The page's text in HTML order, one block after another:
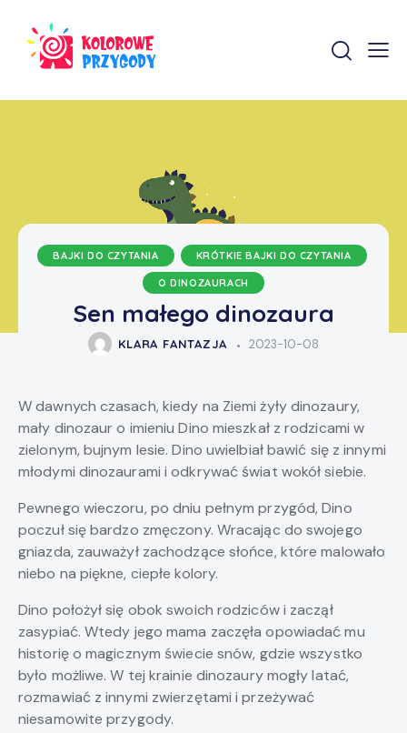
BAJKI DO CZYTANIA KRÓTKIE BAJKI DO CZYTANIA
O DINOZAURACH
Sen małego dinozaura
KLARA FANTAZJA 2023-10-08
W dawnych czasach, kiedy na Ziemi żyły dinozaury,
mały dinozaur o imieniu Dino mieszkał z rodzicami w
zielonym, bujnym lesie. Dino uwielbiał bawić się z innymi
młodymi dinozaurami i odkrywać świat wokół siebie.
Pewnego wieczoru, po dniu pełnym przygód, Dino
poczuł się bardzo zmęczony. Wracając do swojego
gniazda, zauważył zachodzące słońce, które malowało
niebo na piękne, ciepłe kolory.
Dino położył się obok swoich rodziców i zaczął
zasypiać. Wtedy jego mama zaczęła opowiadać mu
historię o magicznym świecie snów, gdzie wszystko
było możliwe. W tej krainie dinozaury mogły latać,
rozmawiać z innymi zwierzętami i przeżywać
niesamowite przygody.